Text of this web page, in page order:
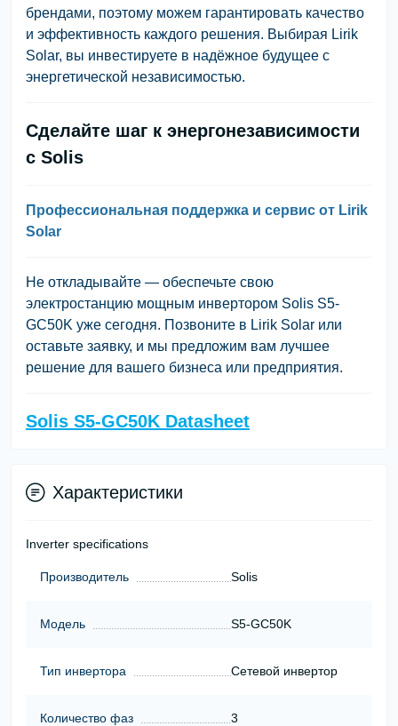
брендами, поэтому можем гарантировать качество
и эффективность каждого решения. Выбирая Lirik
Solar, вы инвестируете в надёжное будущее с
энергетической независимостью.
Сделайте шаг к энергонезависимости
с Solis
Профессиональная поддержка и сервис от Lirik
Solar
Не откладывайте — обеспечьте свою
электростанцию мощным инвертором Solis S5-
GC50K уже сегодня. Позвоните в Lirik Solar или
оставьте заявку, и мы предложим вам лучшее
решение для вашего бизнеса или предприятия.
Solis S5-GC50K Datasheet
Характеристики
Inverter specifications
Производитель Solis
Модель S5-GC50K
Тип инвертора Сетевой инвертор
Количество фаз 3